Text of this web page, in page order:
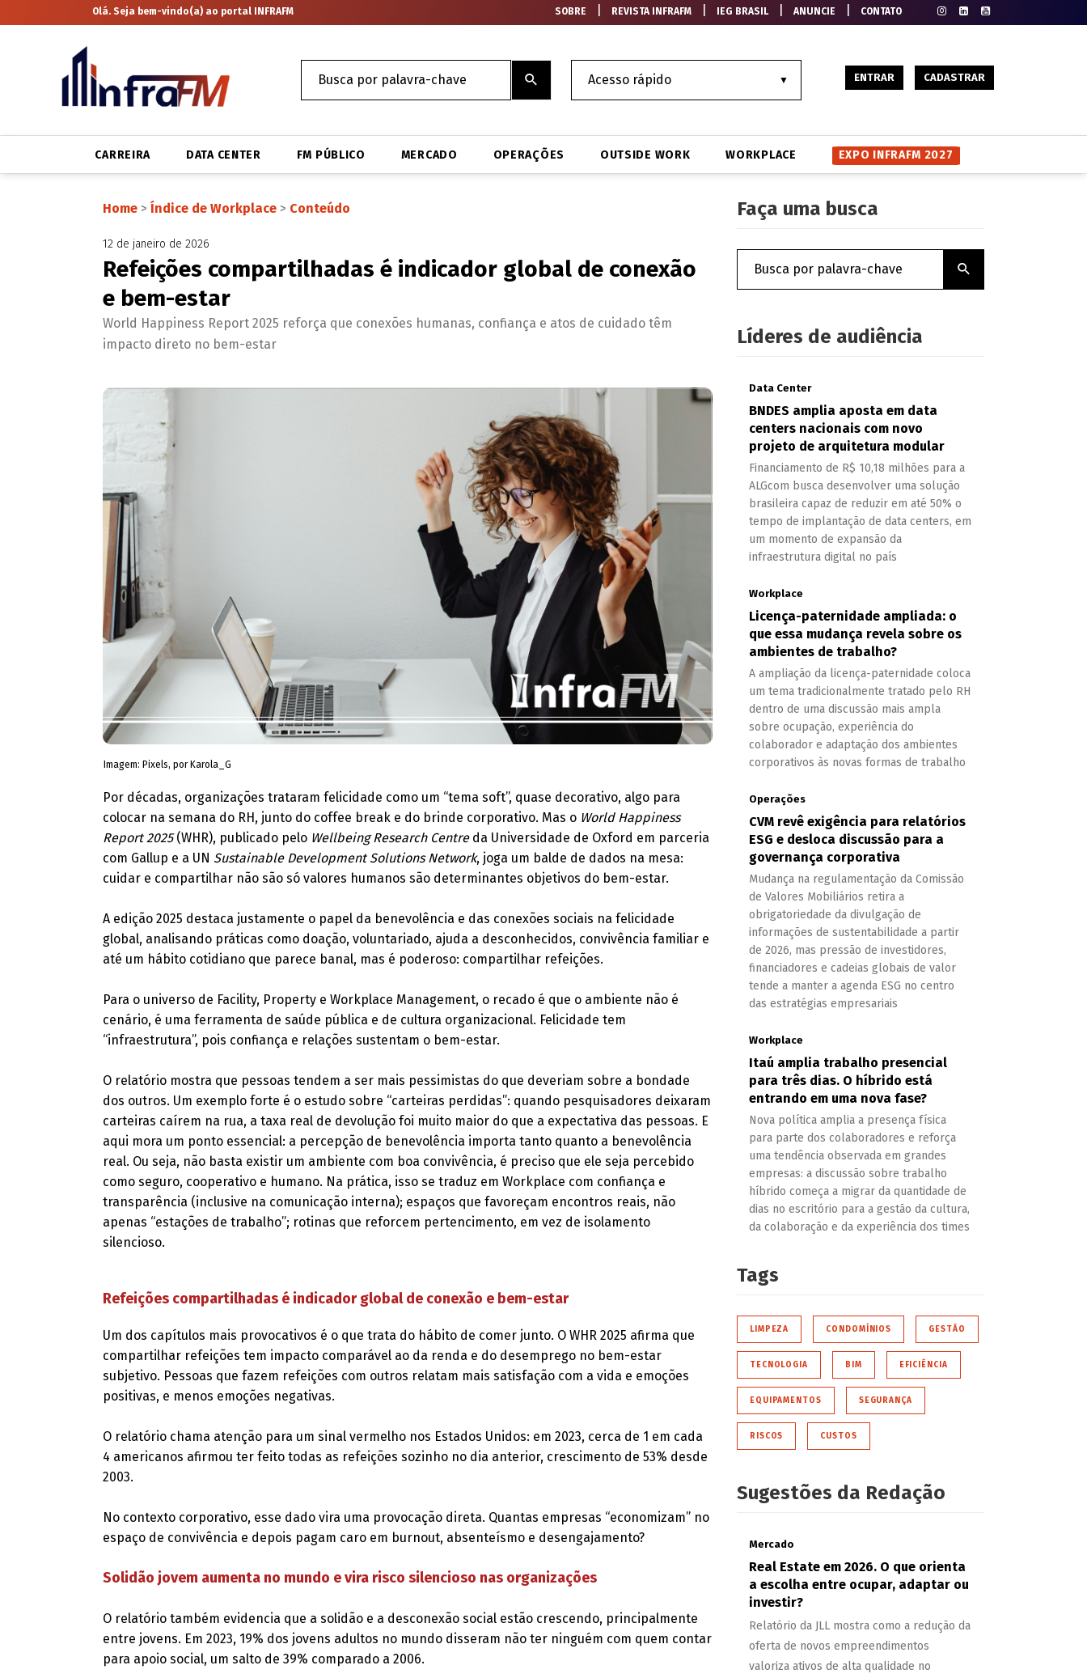
Olá. Seja bem-vindo(a) ao portal INFRAFM SOBRE REVISTA INFRAFM IEG BRASIL|ANUNCIE CONTATO
ENTRAR CADASTRAR
CARREIRA DATA CENTER FM PÚBLICO MERCADO OPERAÇÕES OUTSIDE WORK WORKPLACE EXPO INFRAFM 2027
Home> Índice de Workplace> Conteúdo
12 de janeiro de 2026
Refeições compartilhadas é indicador global de conexão
e bem-estar
World Happiness Report 2025 reforça que conexões humanas, confiança e atos de cuidado têm
impacto direto no bem-estar
Imagem: Pixels, por Karola_G
Por décadas, organizações trataram felicidade como um “tema soft”, quase decorativo, algo para
colocar na semana do RH, junto do coffee break e do brinde corporativo. Mas o World Happiness
Report 2025(WHR), publicado pelo Wellbeing Research Centreda Universidade de Oxford em parceria
com Gallup e a UN Sustainable Development Solutions Network, joga um balde de dados na mesa:
cuidar e compartilhar não são só valores humanos são determinantes objetivos do bem-estar.
A edição 2025 destaca justamente o papel da benevolência e das conexões sociais na felicidade
global, analisando práticas como doação, voluntariado, ajuda a desconhecidos, convivência familiar e
até um hábito cotidiano que parece banal, mas é poderoso: compartilhar refeições.
Para o universo de Facility, Property e Workplace Management, o recado é que o ambiente não é
cenário, é uma ferramenta de saúde pública e de cultura organizacional. Felicidade tem
“infraestrutura”, pois confiança e relações sustentam o bem-estar.
O relatório mostra que pessoas tendem a ser mais pessimistas do que deveriam sobre a bondade
dos outros. Um exemplo forte é o estudo sobre “carteiras perdidas”: quando pesquisadores deixaram
carteiras caírem na rua, a taxa real de devolução foi muito maior do que a expectativa das pessoas. E
aqui mora um ponto essencial: a percepção de benevolência importa tanto quanto a benevolência
real. Ou seja, não basta existir um ambiente com boa convivência, é preciso que ele seja percebido
como seguro, cooperativo e humano. Na prática, isso se traduz em Workplace com confiança e
transparência (inclusive na comunicação interna); espaços que favoreçam encontros reais, não
apenas “estações de trabalho”; rotinas que reforcem pertencimento, em vez de isolamento
silencioso.
Refeições compartilhadas é indicador global de conexão e bem-estar
Um dos capítulos mais provocativos é o que trata do hábito de comer junto. O WHR 2025 afirma que
compartilhar refeições tem impacto comparável ao da renda e do desemprego no bem-estar
subjetivo. Pessoas que fazem refeições com outros relatam mais satisfação com a vida e emoções
positivas, e menos emoções negativas.
O relatório chama atenção para um sinal vermelho nos Estados Unidos: em 2023, cerca de 1 em cada
4 americanos afirmou ter feito todas as refeições sozinho no dia anterior, crescimento de 53% desde
2003.
No contexto corporativo, esse dado vira uma provocação direta. Quantas empresas “economizam” no
espaço de convivência e depois pagam caro em burnout, absenteísmo e desengajamento?
Solidão jovem aumenta no mundo e vira risco silencioso nas organizações
O relatório também evidencia que a solidão e a desconexão social estão crescendo, principalmente
entre jovens. Em 2023, 19% dos jovens adultos no mundo disseram não ter ninguém com quem contar
para apoio social, um salto de 39% comparado a 2006.
Faça uma busca
Líderes de audiência
Data Center
BNDES amplia aposta em data
centers nacionais com novo
projeto de arquitetura modular
Financiamento de R$ 10,18 milhões para a
ALGcom busca desenvolver uma solução
brasileira capaz de reduzir em até 50% o
tempo de implantação de data centers, em
um momento de expansão da
infraestrutura digital no país
Workplace
Licença-paternidade ampliada: o
que essa mudança revela sobre os
ambientes de trabalho?
A ampliação da licença-paternidade coloca
um tema tradicionalmente tratado pelo RH
dentro de uma discussão mais ampla
sobre ocupação, experiência do
colaborador e adaptação dos ambientes
corporativos às novas formas de trabalho
Operações
CVM revê exigência para relatórios
ESG e desloca discussão para a
governança corporativa
Mudança na regulamentação da Comissão
de Valores Mobiliários retira a
obrigatoriedade da divulgação de
informações de sustentabilidade a partir
de 2026, mas pressão de investidores,
financiadores e cadeias globais de valor
tende a manter a agenda ESG no centro
das estratégias empresariais
Workplace
Itaú amplia trabalho presencial
para três dias. O híbrido está
entrando em uma nova fase?
Nova política amplia a presença física
para parte dos colaboradores e reforça
uma tendência observada em grandes
empresas: a discussão sobre trabalho
híbrido começa a migrar da quantidade de
dias no escritório para a gestão da cultura,
da colaboração e da experiência dos times
Tags
LIMPEZA CONDOMÍNIOS GESTÃO
TECNOLOGIA BIM EFICIÊNCIA
EQUIPAMENTOS SEGURANÇA
RISCOS CUSTOS
Sugestões da Redação
Mercado
Real Estate em 2026. O que orienta
a escolha entre ocupar, adaptar ou
investir?
Relatório da JLL mostra como a redução da
oferta de novos empreendimentos
valoriza ativos de alta qualidade no